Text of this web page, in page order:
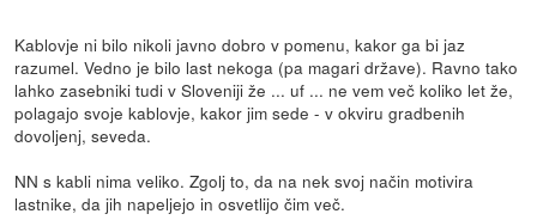
Kablovje ni bilo nikoli javno dobro v pomenu, kakor ga bi jaz
razumel. Vedno je bilo last nekoga (pa magari države). Ravno tako
lahko zasebniki tudi v Sloveniji že ... uf ... ne vem več koliko let že,
polagajo svoje kablovje, kakor jim sede - v okviru gradbenih
dovoljenj, seveda.
NN s kabli nima veliko. Zgolj to, da na nek svoj način motivira
lastnike, da jih napeljejo in osvetlijo čim več.